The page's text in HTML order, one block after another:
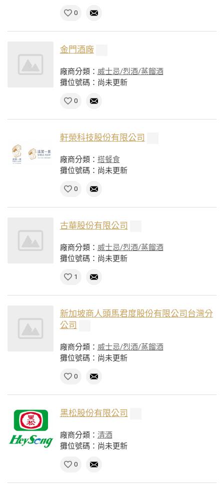
0
金門酒廠
廠商分類： 威士忌/烈酒/蒸餾酒
攤位號碼：尚未更新
0
軒榮科技股份有限公司
廠商分類： 搭餐食
攤位號碼：尚未更新
0
古華股份有限公司
廠商分類： 威士忌/烈酒/蒸餾酒
攤位號碼：尚未更新
1
新加坡商人頭馬君度股份有限公司台灣分
公司
廠商分類： 威士忌/烈酒/蒸餾酒
攤位號碼：尚未更新
0
黑松股份有限公司
廠商分類： 清酒
攤位號碼：尚未更新
0